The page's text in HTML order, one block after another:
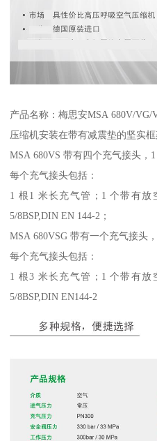
产品名称：梅思安MSA 680V/VG/
压缩机安装在带有减震垫的坚实
MSA 680VS 带有四个充气接头，
每个充气接头包括：
1 根1 米长充气管；1 个带有
5/8BSP,DIN EN 144-2；
MSA 680VSG 带有一个充气接头
每个充气接头包括：
1 根3 米长充气管；1 个带有
5/8BSP,DIN EN144-2